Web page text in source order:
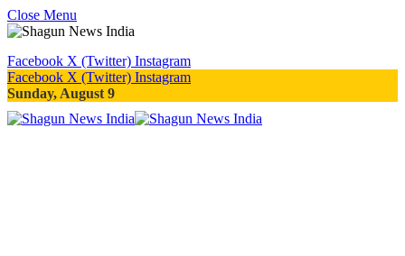
Close Menu
Facebook X (Twitter) Instagram
Facebook X (Twitter) Instagram
Sunday, August 9